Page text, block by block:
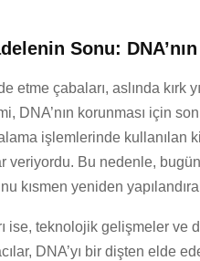
Sonu:
etme çabaları, aslında kırk
DNA’nın korunması için
işlemlerinde kullanılan
veriyordu. Bu nedenle,
kısmen yeniden
ise, teknolojik gelişmeler ve
DNA’yı bir dişten elde